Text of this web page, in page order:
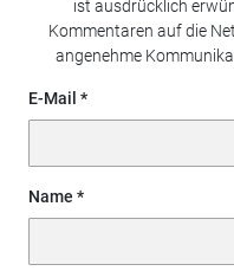
ist ausdrücklich
Kommentaren auf die
angenehme
E-Mail
Name